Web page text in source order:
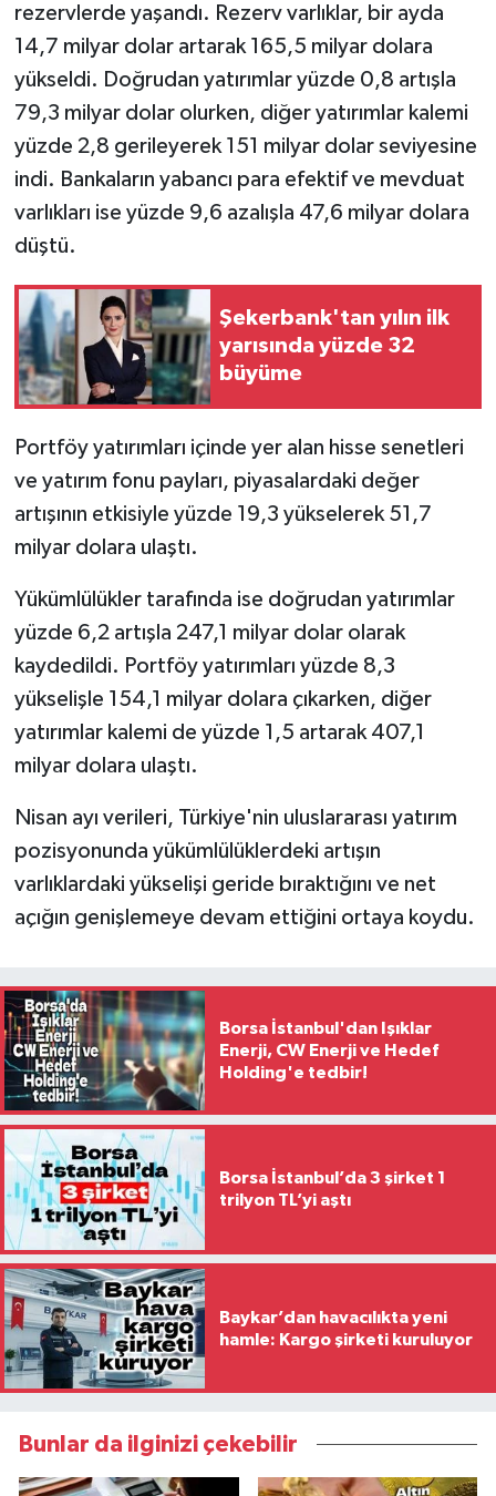
rezervlerde yaşandı. Rezerv varlıklar, bir ayda
14,7 milyar dolar artarak 165,5 milyar dolara
yükseldi. Doğrudan yatırımlar yüzde 0,8 artışla
79,3 milyar dolar olurken, diğer yatırımlar kalemi
yüzde 2,8 gerileyerek 151 milyar dolar seviyesine
indi. Bankaların yabancı para efektif ve mevduat
varlıkları ise yüzde 9,6 azalışla 47,6 milyar dolara
düştü.
Şekerbank'tan yılın ilk
yarısında yüzde 32
büyüme
Portföy yatırımları içinde yer alan hisse senetleri
ve yatırım fonu payları, piyasalardaki değer
artışının etkisiyle yüzde 19,3 yükselerek 51,7
milyar dolara ulaştı.
Yükümlülükler tarafında ise doğrudan yatırımlar
yüzde 6,2 artışla 247,1 milyar dolar olarak
kaydedildi. Portföy yatırımları yüzde 8,3
yükselişle 154,1 milyar dolara çıkarken, diğer
yatırımlar kalemi de yüzde 1,5 artarak 407,1
milyar dolara ulaştı.
Nisan ayı verileri, Türkiye'nin uluslararası yatırım
pozisyonunda yükümlülüklerdeki artışın
varlıklardaki yükselişi geride bıraktığını ve net
açığın genişlemeye devam ettiğini ortaya koydu.
Borsa İstanbul'dan Işıklar
Enerji, CW Enerji ve Hedef
Holding'e tedbir!
Borsa İstanbul’da 3 şirket 1
trilyon TL’yi aştı
Baykar’dan havacılıkta yeni
hamle: Kargo şirketi kuruluyor
Bunlar da ilginizi çekebilir